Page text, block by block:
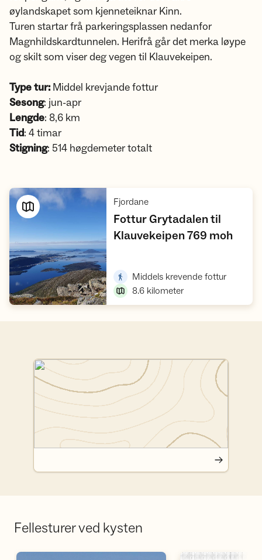
øylandskapet som kjenneteiknar Kinn.
Turen startar frå parkeringsplassen nedanfor
Magnhildskardtunnelen. Herifrå går det merka løype
og skilt som viser deg vegen til Klauvekeipen.
Type tur: Middel krevjande fottur
Sesong: jun-apr
Lengde: 8,6 km
Tid: 4 timar
Stigning: 514 høgdemeter totalt
Fjordane,
Fottur Grytadalen til
Klauvekeipen 769 moh,
Middels krevende fottur,
8.6 kilometer
Fellesturer ved kysten